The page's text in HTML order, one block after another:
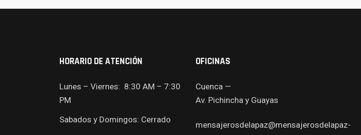
HORARIO DE ATENCIÓN
Lunes – Viernes: 8:30 AM – 7:30
PM
Sabados y Domingos: Cerrado
OFICINAS
Cuenca —
Av. Pichincha y Guayas
mensajerosdelapaz@mensajerosdelapaz-